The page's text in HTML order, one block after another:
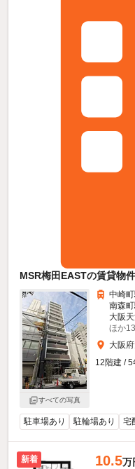
MSR梅田EASTの賃貸物件
すべての写真
中崎
南森
大阪
ほか13
大阪
12階建 /
駐車場あり 駐輪場あり 宅
新着 10.5万